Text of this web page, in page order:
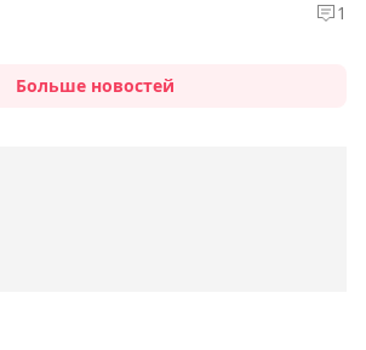
1
Больше новостей